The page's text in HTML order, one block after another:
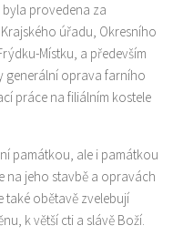
byla provedena za
úřadu, Okresního
Místku, a především
generální oprava farního
práce na filiálním kostele
památkou, ale i památkou
na jeho stavbě a opravách
také obětavě zvelebují
k větší cti a slávě Boží.